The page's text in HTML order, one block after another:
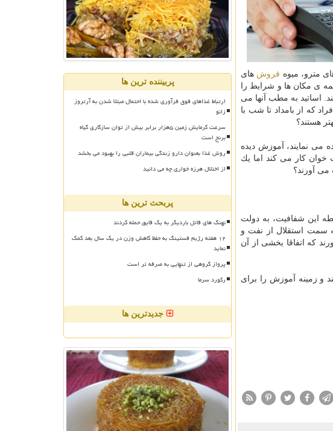
مترو، میوه فروش های
ی مكان ها و شرایط را
اساتید به مطب آنها می
كه از بامداد تا شب با
هستند؟
می نمایند، آموزش دیده
كار می كند اما یك
آورند؟
این شفافیت، به دولت
سمت استقلال از نفت و
كه اتفاقا بخشی از آن
و زمینه آموزش را برای
پربیننده ترین ها
ارتباط غذاهای فوق فرآوری شده با احتمال مبتلا شدن به آرتروز
زانو
سرعت گرمایش زمین ۵هزار برابر بیش از توان سازگاری گیاه
برنج است
روش غذا بعنوان دارو زندگی بیماران قلبی را بهبود می بخشد
از اختلال هرزه خواری چه می دانید
پربحث ترین ها
نهنگ های قاتل باردیگر به یک قایق حمله کردند
۱۲ هفته رژیم فستینگ به حفظ کاهش وزن در یک سال بعد کمک
نماید
پرواز گروهی از تنهایی به صرفه تر است
رکورد سرما
جدیدترین ها